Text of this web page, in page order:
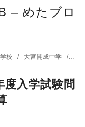
– めたブロ
校 大宮開成中学 大
入学試験問